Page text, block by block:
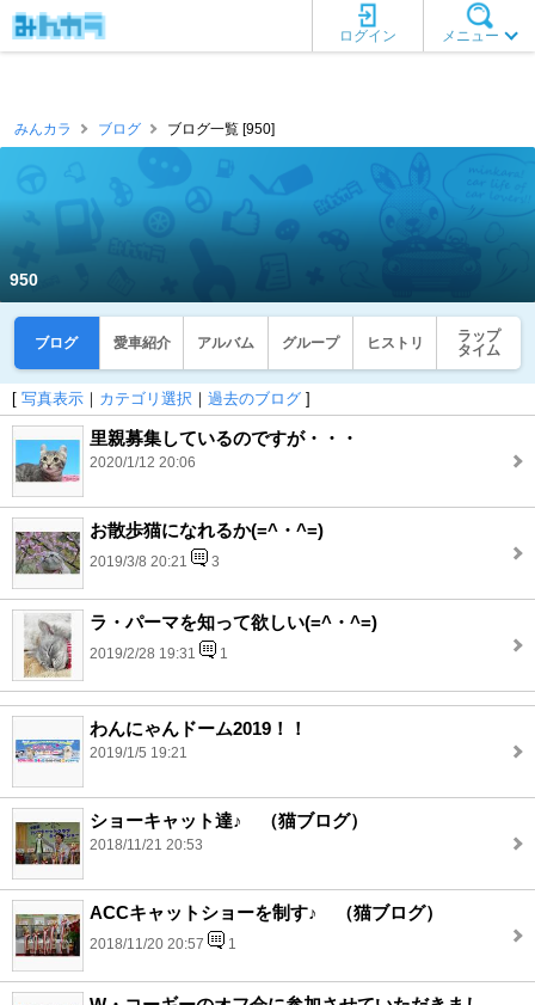
メニュー
ログイン
みんカラ ブログ ブログ一覧 [950]
950
ブログ 愛車紹介 アルバム グループ ヒストリ
ラップ
タイム
[ 写真表示 ｜ カテゴリ選択 ｜ 過去のブログ ]
里親募集しているのですが・・・
2020/1/12 20:06
お散歩猫になれるか(=^・^=)
2019/3/8 20:21 3
ラ・パーマを知って欲しい(=^・^=)
2019/2/28 19:31 1
わんにゃんドーム2019！！
2019/1/5 19:21
ショーキャット達♪ （猫ブログ）
2018/11/21 20:53
ACCキャットショーを制す♪ （猫ブログ）
2018/11/20 20:57 1